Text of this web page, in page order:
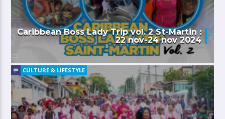
Caribbean Boss Lady Trip vol. 2 St-Martin :
22 nov-24 nov 2024
CULTURE & LIFESTYLE